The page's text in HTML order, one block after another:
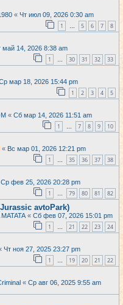
« Чт июл 09, 2026 0:30 am
1 … 5 6 7 8
май 14, 2026 8:38 am
1 … 30 31 32 33
мар 18, 2026 15:44 pm
1 2 3 4 5
« Сб мар 14, 2026 11:51 am
1 … 7 8 9 10
« Вс мар 01, 2026 12:21 pm
1 … 35 36 37 38
Ср фев 25, 2026 20:28 pm
1 … 79 80 81 82
avtoPark)
« Сб фев 07, 2026 15:01 pm
1 … 21 22 23 24
Чт ноя 27, 2025 23:27 pm
1 … 19 20 21 22
« Ср авг 06, 2025 9:55 am